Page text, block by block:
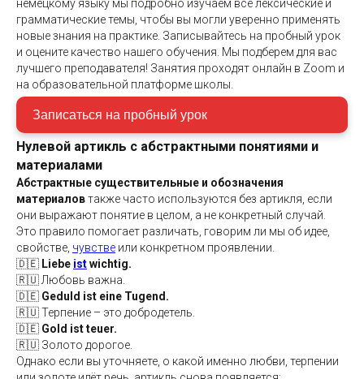
немецкому языку мы подробно изучаем все лексические и
грамматические темы, чтобы вы могли уверенно применять
новые знания на практике. Записывайтесь на пробный урок
и оцените качество нашего обучения. Мы подберем для вас
лучшего преподавателя! Занятия проходят онлайн в Zoom и
на образовательной платформе школы.
Записаться на пробный урок
Нулевой артикль с абстрактными понятиями и
материалами
Абстрактные существительные и обозначения
материаловтакже часто используются без артикля, если
они выражают понятие в целом, а не конкретный случай.
Это правило помогает различать, говорим ли мы об идее,
свойстве, чувстве или конкретном проявлении.
🇩🇪 Liebe istwichtig.
🇷🇺 Любовь важна.
🇩🇪 Geduld ist eine Tugend.
🇷🇺 Терпение – это добродетель.
🇩🇪 Gold ist teuer.
🇷🇺 Золото дорогое.
Однако если вы уточняете, о какой именно любви, терпении